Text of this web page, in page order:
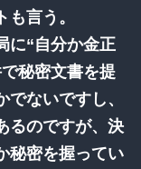
言う。
に“自分か金正
秘密文書を提
ないですし、
るのですが、決
秘密を握ってい